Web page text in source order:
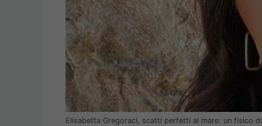
Elisabetta Gregoraci, scatti perfetti al mare: un fisico